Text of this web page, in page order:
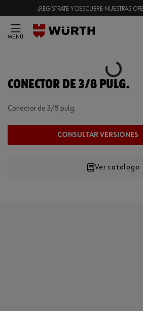
¡REGÍSTRATE Y DESCUBRE NUESTRAS
MENÚ
Loading...
CONECTOR DE 3/8 PULG.
Conector de 3/8 pulg.
CONSULTAR VERSIONES
Ver catálogo